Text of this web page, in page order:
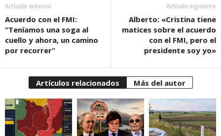
Artículo anterior
Acuerdo con el FMI:
“Teníamos una soga al
cuello y ahora, un camino
por recorrer”
Artículo siguiente
Alberto: «Cristina tiene
matices sobre el acuerdo
con el FMI, pero el
presidente soy yo»
Artículos relacionados Más del autor